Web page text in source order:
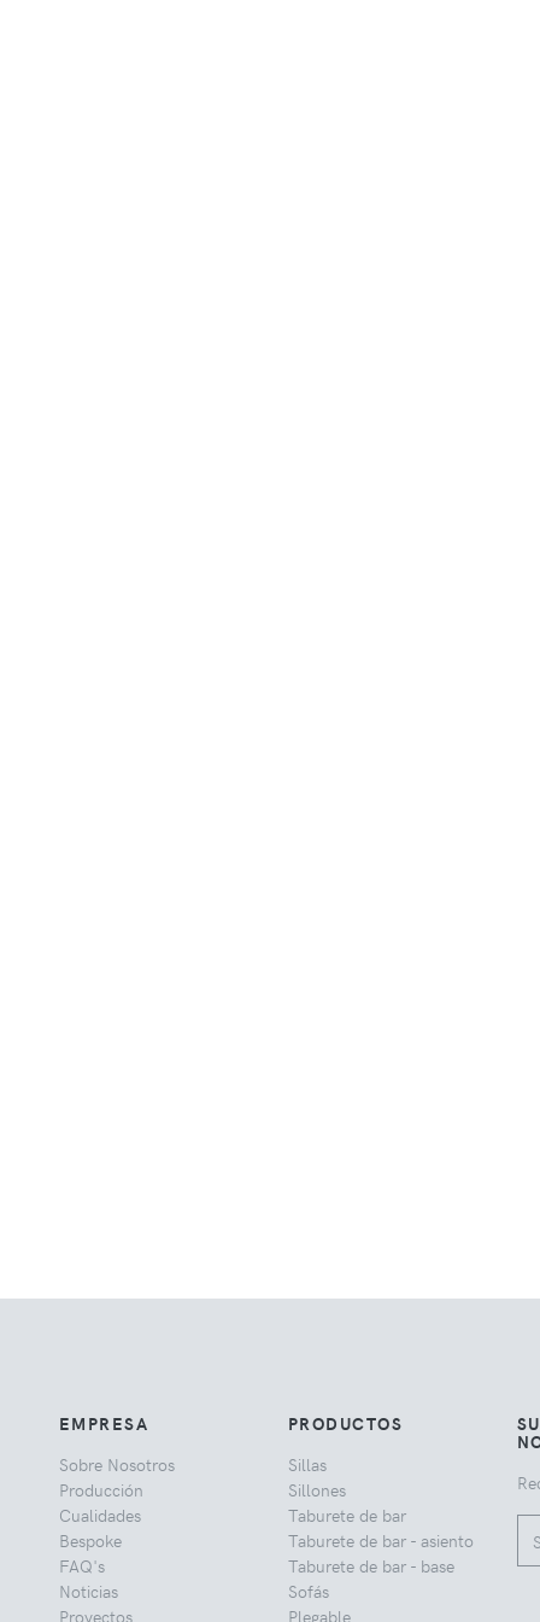
EMPRESA
Sobre Nosotros
Producción
Cualidades
Bespoke
FAQ's
Noticias
Proyectos
PRODUCTOS
Sillas
Sillones
Taburete de bar
Taburete de bar - asiento
Taburete de bar - base
Sofás
Plegable